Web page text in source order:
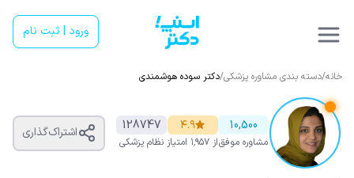
ورود | ثبت نام
خانه/دسته بندی مشاوره پزشکی/دکتر سوده هوشمندی
10,500
مشاوره موفق
۴.۹
از ۱٬۹۵۷ امتیاز
128747
نظام پزشکی
اشتراک‌گذاری